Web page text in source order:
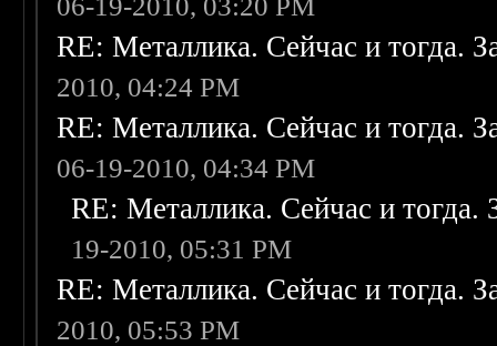
06-19-2010, 03:20 PM
RE: Металлика. Сейчас и тогда.
2010, 04:24 PM
RE: Металлика. Сейчас и тогда.
06-19-2010, 04:34 PM
RE: Металлика. Сейчас и
19-2010, 05:31 PM
RE: Металлика. Сейчас и тогда.
2010, 05:53 PM